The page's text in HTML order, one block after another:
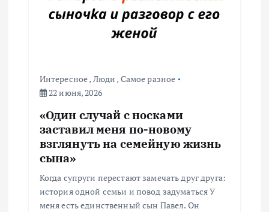
Интересное, Люди , Самое разное
22 июня, 2026
«Один случай с носками
заставил меня по-новому
взглянуть на семейную жизнь
сына»
Когда супруги перестают замечать друг друга:
история одной семьи и повод задуматься У
меня есть единственный сын Павел. Он